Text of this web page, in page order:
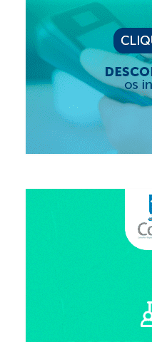
Decisões
Portarias
Resoluções
Desagravo Público
Processos Éticos
Suspensão do
Procedimento
Valores dos